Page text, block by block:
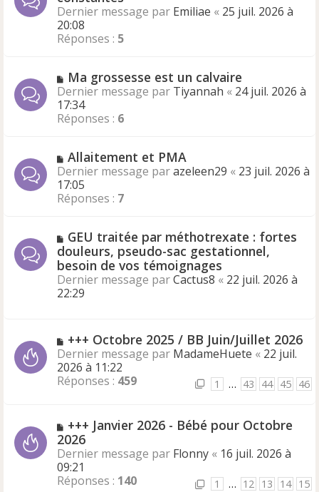
Dernier message par Emiliae « 25 juil. 2026 à
20:08
Réponses : 5
Ma grossesse est un calvaire
Dernier message par Tiyannah « 24 juil. 2026 à
17:34
Réponses : 6
Allaitement et PMA
Dernier message parazeleen29 « 23 juil. 2026 à
17:05
Réponses : 7
GEU traitée par méthotrexate : fortes
douleurs, pseudo-sac gestationnel,
besoin de vos témoignages
Dernier message parCactus8 « 22 juil. 2026 à
22:29
+++ Octobre 2025 / BB Juin/Juillet 2026
Dernier message par MadameHuete « 22 juil.
2026 à 11:22
Réponses : 459 1 … 43 44 45 46
+++ Janvier 2026 - Bébé pour Octobre
2026
Dernier message par Flonny « 16 juil. 2026 à
09:21
Réponses : 140 1 … 12 13 14 15